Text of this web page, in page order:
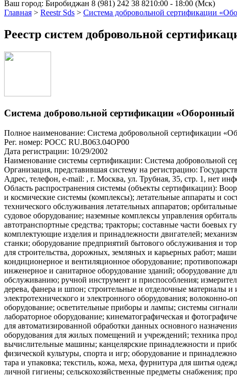
Ваш город: Биробиджан 8 (981) 242 38 8210:00 - 18:00 (Мск)
Главная > Reestr Sds > Система добровольной сертификации
Реестр систем добровольной
Система добровольной сертификации «Оборонный
Полное наименование: Система добровольной сертификации
Рег. номер: РОСС RU.В063.04ОР00
Дата регистрации: 10/29/2002
Наименование системы сертификации: Система добровольной
Организация, представившая систему на регистрацию:
Адрес, телефон, e-mail: , г. Москва, ул. Трубная, 35, стр. 1, нет
Область распространения системы (объекты сертификации):
и космические системы (комплексы); летательные аппараты и
технического обслуживания летательных аппаратов;
судовое оборудование; наземные комплексы управления
автотранспортные средства; тракторы; составные части
комплектующие изделия и принадлежности двигателей;
станки; оборудование предприятий бытового обслуживания и
для строительства, дорожных, земляных и карьерных работ;
кондиционерное и вентиляционное оборудование;
инженерное и санитарное оборудование зданий; оборудование
обслуживанию; ручной инструмент и приспособления;
дерева, фанера и шпон; строительные и отделочные материалы
электротехнического и электронного оборудования;
оборудование; осветительные приборы и лампы; системы
лабораторное оборудование; кинематографическая и
для автоматизированной обработки данных основного
оборудования для жилых помещений и учреждений; техника
вычислительные машины; канцелярские принадлежности и
физической культуры, спорта и игр; оборудование и
тара и упаковка; текстиль, кожа, меха, фурнитура для шитья
личной гигиены; сельскохозяйственные предметы снабжения;